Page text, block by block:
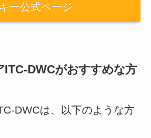
ー公式ページ
ITC-DWCがおすすめな方
DWCは、以下のような方